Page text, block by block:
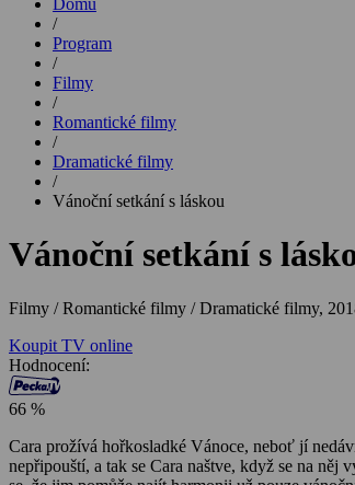
/
Program
/
Filmy
/
Romantické filmy
/
Dramatické filmy
/
Vánoční setkání s láskou
Vánoční setkání s
Filmy / Romantické filmy / Dramatické filmy,
Koupit TV online
Hodnocení:
66 %
Cara prožívá hořkosladké Vánoce, neboť jí
nepřipouští, a tak se Cara naštve, když se na